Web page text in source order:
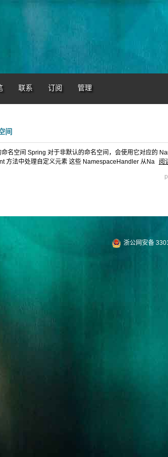
联系 订阅 管理
间
名空间 Spring 对于非默认的命名空间，会使用它对应的
方法中处理自定义元素 这些 NamespaceHandler 从Na
阅
浙公网安备